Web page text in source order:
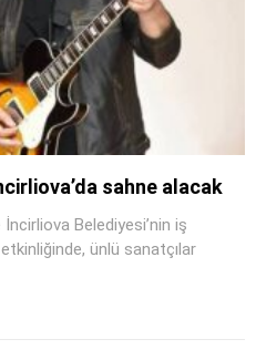
sahne alacak
Belediyesi’nin iş
ünlü sanatçılar